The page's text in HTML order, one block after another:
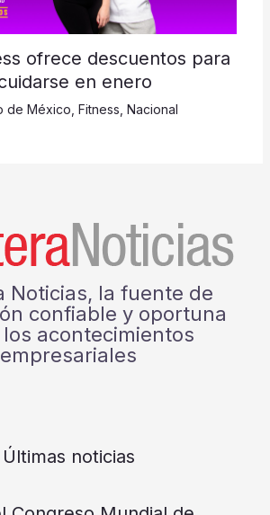
ofrece descuentos para
en enero
de México, Fitness, Nacional
Noticias, la fuente de
confiable y oportuna
acontecimientos
empresariales
Últimas noticias